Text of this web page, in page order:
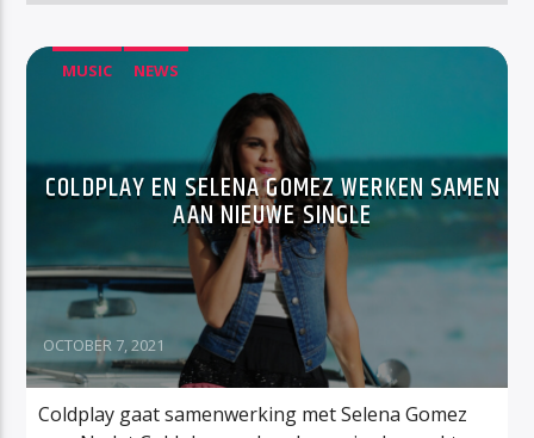
MUSIC NEWS
COLDPLAY EN SELENA GOMEZ WERKEN SAMEN
AAN NIEUWE SINGLE
OCTOBER 7, 2021
Coldplay gaat samenwerking met Selena Gomez